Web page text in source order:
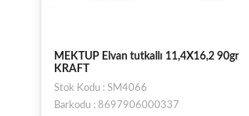
MEKTUP Elvan tutkallı 11,4X16,2 90gr
KRAFT
Stok Kodu : SM4066
Barkodu : 8697906000337